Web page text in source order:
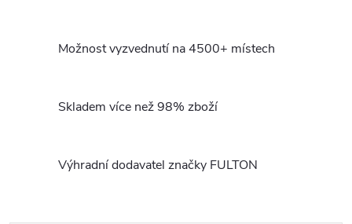
Možnost vyzvednutí na 4500+ místech
Skladem více než 98% zboží
Výhradní dodavatel značky FULTON